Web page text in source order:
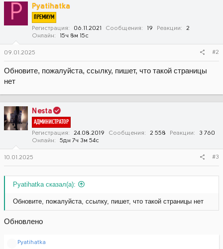
ц
и
P Pyatihatka
ПРЕМИУМ
Регистрация 06.11.2021 Сообщения 19 Реакции
2
Онлайн
15ч 8м 15с
09.01.2025 #2
Обновите, пожалуйста, ссылку, пишет, что такой страницы
нет
Nesta
АДМИНИСТРАТОР
Регистрация 24.08.2019 Сообщения 2 558 Реакции
3 760
Онлайн
5дн 7ч 3м 54с
10.01.2025 #3
Pyatihatka сказал(а):
Обновите, пожалуйста, ссылку, пишет, что такой страницы нет
Обновлено
РPyatihatka